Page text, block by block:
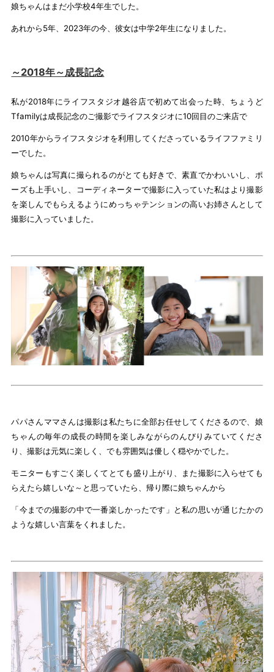
娘ちゃんはまだ小学校4年生でした。
あれから5年、2023年の今、彼女は中学2年生になりました。
～2018年～成長記念
私が2018年にライフスタジオ越谷店で初めて出会った時、ちょうど
Tfamilyは成長記念のご撮影でライフスタジオに10回目のご来店で
2010年からライフスタジオを利用してくださっているライフファミリ
ーでした。
娘ちゃんは写真に撮られるのがとても好きで、素直でかわいいし、ポ
ーズも上手いし、コーディネーターで撮影に入っていた私はより撮影
を楽しんでもらえるようにめっちゃテンションの高いお姉さんとして
撮影に入っていました。
パパさんママさんは撮影は私たちに全部お任せしてくださるので、娘
ちゃんの毎年の成長の時間を楽しみながらのんびりみていてくださ
り、撮影は元気に楽しく、でも雰囲気は優しく穏やかでした。
モニターもすごく楽しくてとても盛り上がり、また撮影に入らせても
らえたら嬉しいな～と思っていたら、帰り際に娘ちゃんから
「今までの撮影の中で一番楽しかったです」と私の思いが通じたかの
ような嬉しい言葉をくれました。